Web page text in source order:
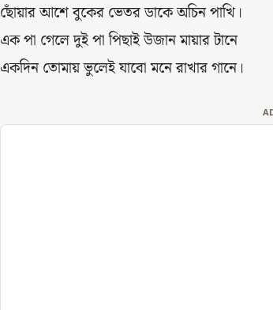
ছোঁয়ার আশে বুকের ভেতর ডাকে অচিন পাখি।
এক পা গেলে দুই পা পিছাই উজান মায়ার টানে
একদিন তোমায় ভুলেই যাবো মনে রাখার গানে।